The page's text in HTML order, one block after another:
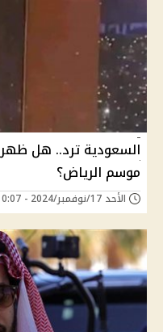
السعودية ترد.. هل
موسم الرياض؟
الأحد 17/نوفمبر/2024 - 10:07 م